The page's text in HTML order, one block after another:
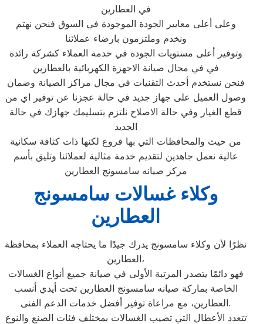
في العطارين
وعلى أعلى معايير الجودة الموجودة في السوق فنحن نهتم
ونخدم وملتزمون بارضاء عملائنا
وتوفير أعلى مستويات الجودة في خدمة العملاء كشركة رائدة
في في مجال صيانة الاجهزة الكهربائية بالعطارين
فنحن نستخدم أحدث التقنيات في مجال مراكز الصيانة وضمان
وصول العميل على جهاز جديد في حالة عجزنا عن توفير اي من
قطع الغيار وفي حالة الاصلاح نلتزم بتسليمك جهازك في حالة
الجديد
من حيث والمحافظات التي بها فروع لكنها ذات كثافة سكانية
عالية نعمل جاهدين لتقديم خدمة مثالية لعملائنا وتليق بأسم
مركز صيانه سامسونج العطارين
وكلاء غسالات سامسونج
العطارين
نظرًا لأن وكلاء سامسونج يدرك جيدًا ما يحتاجه العملاء بمحافظة
العطارين،
فهو دائمًا يتصدر المرتبة الأولى في صيانة جميع أنواع الغسالات
الخاصة بماركة صيانه سامسونج العطارين تحت أيدي أنسب
العطارين، مع مراعاة توفير أفضل خدمات الدعم الفنى.
تتعدد الأعطال التي تصيب الغسالات بمختلف فئات الصنع والنوع